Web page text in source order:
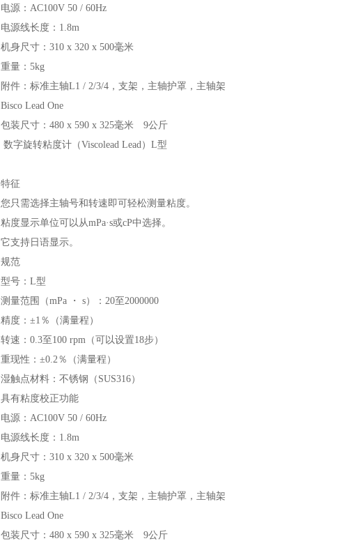
电源：AC100V 50 / 60Hz
电源线长度：1.8m
机身尺寸：310 x 320 x 500毫米
重量：5kg
附件：标准主轴L1 / 2/3/4，支架，主轴护罩，主轴架
Bisco Lead One
包装尺寸：480 x 590 x 325毫米 9公斤
数字旋转粘度计（Viscolead Lead）L型
特征
您只需选择主轴号和转速即可轻松测量粘度。
粘度显示单位可以从mPa·s或cP中选择。
它支持日语显示。
规范
型号：L型
测量范围（mPa ・ s）：20至2000000
精度：±1％（满量程）
转速：0.3至100 rpm（可以设置18步）
重现性：±0.2％（满量程）
湿触点材料：不锈钢（SUS316）
具有粘度校正功能
电源：AC100V 50 / 60Hz
电源线长度：1.8m
机身尺寸：310 x 320 x 500毫米
重量：5kg
附件：标准主轴L1 / 2/3/4，支架，主轴护罩，主轴架
Bisco Lead One
包装尺寸：480 x 590 x 325毫米 9公斤